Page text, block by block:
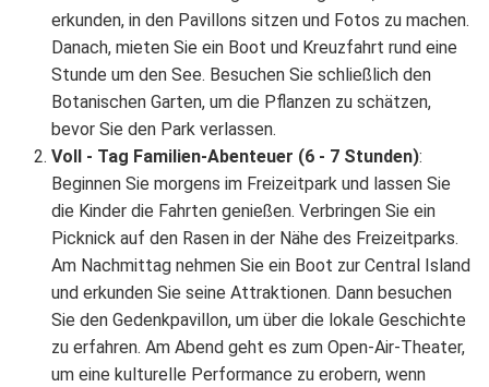
erkunden, in den Pavillons sitzen und Fotos zu machen.
Danach, mieten Sie ein Boot und Kreuzfahrt rund eine
Stunde um den See. Besuchen Sie schließlich den
Botanischen Garten, um die Pflanzen zu schätzen,
bevor Sie den Park verlassen.
Voll - Tag Familien-Abenteuer (6 - 7 Stunden):
Beginnen Sie morgens im Freizeitpark und lassen Sie
die Kinder die Fahrten genießen. Verbringen Sie ein
Picknick auf den Rasen in der Nähe des Freizeitparks.
Am Nachmittag nehmen Sie ein Boot zur Central Island
und erkunden Sie seine Attraktionen. Dann besuchen
Sie den Gedenkpavillon, um über die lokale Geschichte
zu erfahren. Am Abend geht es zum Open-Air-Theater,
um eine kulturelle Performance zu erobern, wenn